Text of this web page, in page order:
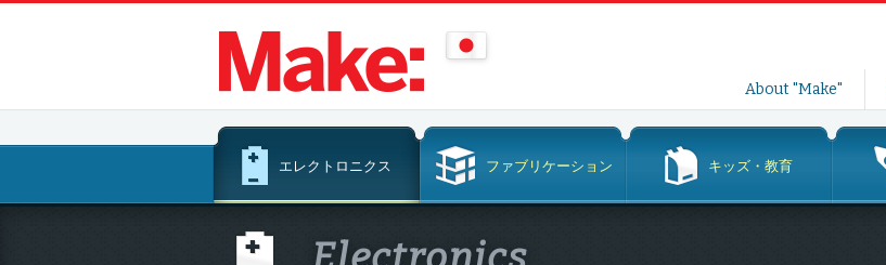
テ
ツ
へ
About "Make"
テ
エレクトロニクス ファブリケーション キッズ・教育